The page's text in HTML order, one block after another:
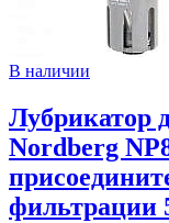
В наличии
Лубрикатор
Nordberg
фильтрации